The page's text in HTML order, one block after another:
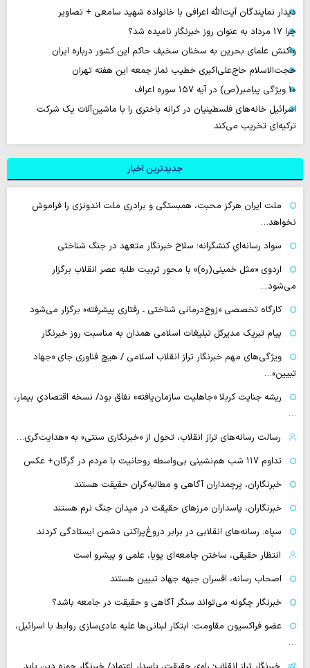
دیدار نمایندگان آیت‌الله اعرافی با خانواده شهید سامعی + تصاویر
چرا 17 مرداد به عنوان روز خبرنگار نامیده شد؟
واکنش علمای بحرین به سخنان سخیف حاکم این کشور درباره ایران
حجت‌الاسلام حاج‌علی‌اکبری خطیب نماز جمعه این هفته تهران
۱۰ ویژگی پیامبر(ص) در آیه ۱۵۷ سوره اعراف
اسرائیل خانه‌های فلسطینیان در کرانه باختری را با ماشین‌آلات یک شرکت
ترکیه‌ای تخریب می‌کند
جدیدترین اخبار
ملت ایران هرگز محبت، همبستگی و برادری ملت اندونزی را فراموش
نخواهد…
سواد رسانه‌ایِ کنشگرانه؛ سلاح خبرنگار متعهد در جنگ شناختی
اردوی «مثل خمینی(ره)» با محور تربیت طلبه عصر انقلاب برگزار
می‌شود…
کارگاه تخصصی «زوج‌درمانی شناختی ـ رفتاری پیشرفته» برگزار می‌شود
پیام تبریک مدیرکل تبلیغات اسلامی همدان به مناسبت روز خبرنگار
ویژگی‌های مهم خبرنگار تراز انقلاب اسلامی / هیچ فناوری‌ جای «جهاد
تبیین»…
ریشه جنایت کربلا «جاهلیت سازمان‌یافته» نفاق بود/ نسخه اقتصادیِ بیمار،
…
رسالت رسانه‌های تراز انقلاب، تحول از «خبرنگاری سنتی» به «هدایت‌گری…
تداوم ۱۱۷ شب هم‌نشینی بی‌واسطه روحانیت با مردم در گرگان+ عکس
خبرنگاران، پرچمداران آگاهی و مطالبه‌گران حقیقت هستند
خبرنگاران، پاسداران مرزهای حقیقت در میدان جنگ نرم هستند
سپاه: رسانه‌های انقلابی در برابر دروغ‌پراکنی دشمن ایستادگی کردند
انتظار حقیقی، ساختن جامعه‌ای پویا، علمی و پیشرو است
اصحاب رسانه، افسران جبهه جهاد تبیین هستند
خبرنگار چگونه می‌تواند سنگر آگاهی و حقیقت در جامعه باشد؟
عضو فراکسیون مقاومت: ابتکار لبنانی‌ها علیه عادی‌سازی روابط با اسرائیل،
…